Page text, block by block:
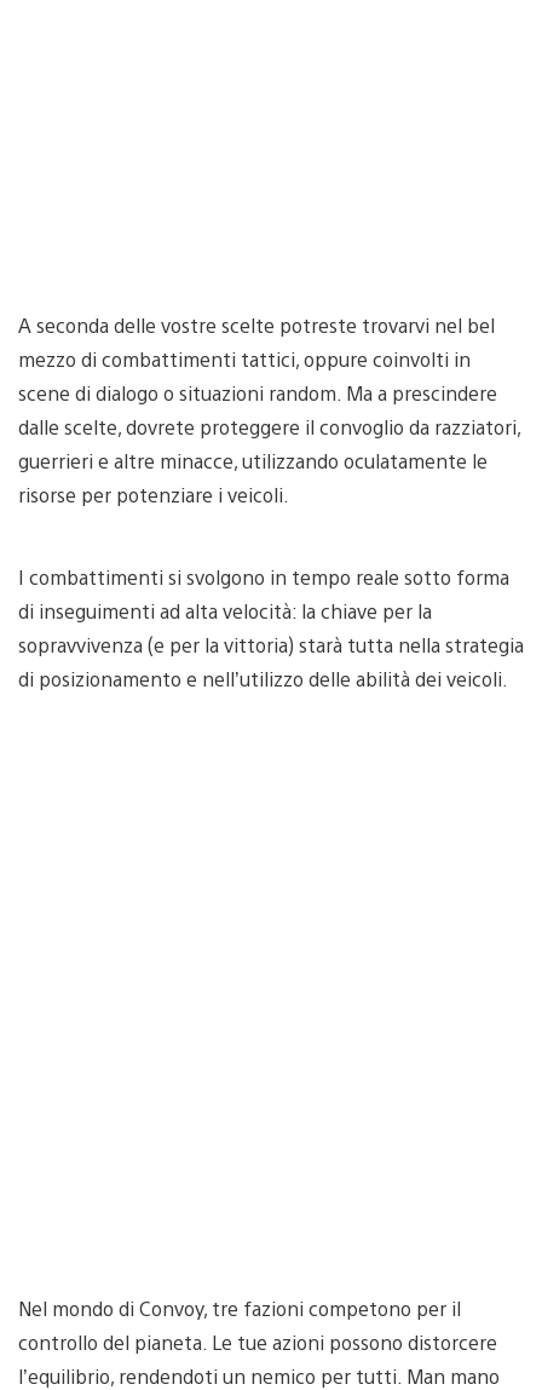
A seconda delle vostre scelte potreste trovarvi nel bel
mezzo di combattimenti tattici, oppure coinvolti in
scene di dialogo o situazioni random. Ma a prescindere
dalle scelte, dovrete proteggere il convoglio da razziatori,
guerrieri e altre minacce, utilizzando oculatamente le
risorse per potenziare i veicoli.
I combattimenti si svolgono in tempo reale sotto forma
di inseguimenti ad alta velocità: la chiave per la
sopravvivenza (e per la vittoria) starà tutta nella strategia
di posizionamento e nell’utilizzo delle abilità dei veicoli.
Nel mondo di Convoy, tre fazioni competono per il
controllo del pianeta. Le tue azioni possono distorcere
l’equilibrio, rendendoti un nemico per tutti. Man mano